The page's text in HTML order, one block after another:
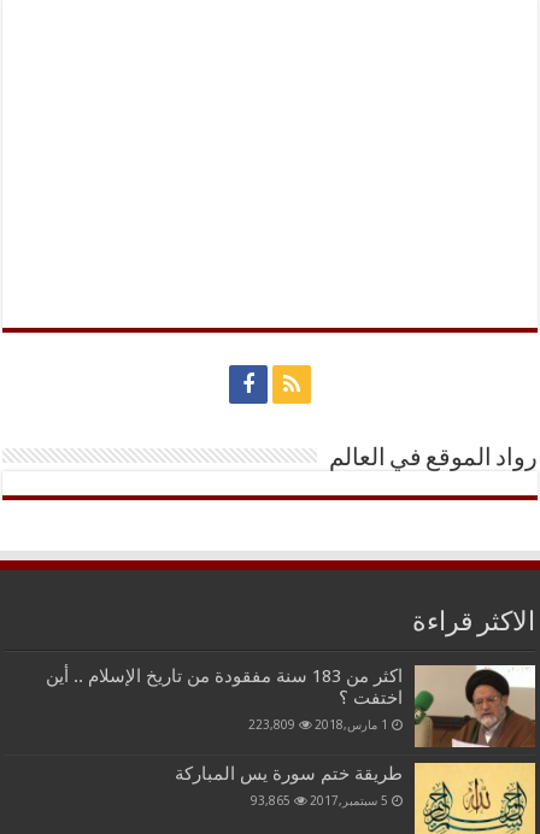
رواد الموقع في العالم
الاكثر قراءة
اكثر من 183 سنة مفقودة من تاريخ الإسلام .. أين
اختفت ؟
1 مارس,2018 223,809
طريقة ختم سورة يس المباركة
5 سبتمبر,2017 93,865